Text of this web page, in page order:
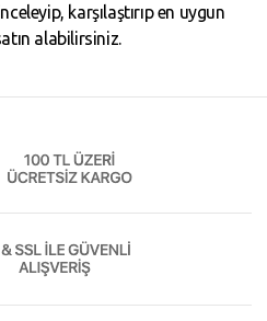
karşılaştırıp en uygun
alabilirsiniz.